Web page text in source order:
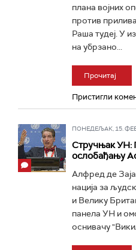
плана војних
против
Раша тудеј. У
на убрзано...
Прочитај
Пристигли
ПОНЕДЕЉАК, 15. ФЕБ
Стручњак УН:
ослобађању
Алфред де
нација за
и Велику
панела УН и
оснивачу